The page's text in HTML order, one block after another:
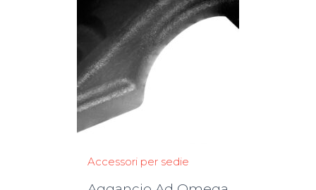
Accessori per sedie